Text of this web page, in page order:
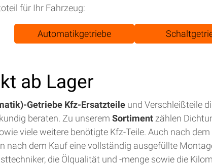
für Ihr Fahrzeug:
Automatikgetriebe
ab Lager
Getriebe Kfz-Ersatzteile und Verschleißteile
beraten. Zu unserem Sortiment zählen
viele weitere benötigte Kfz-Teile. Auch nach
nach dem Kauf eine vollständig ausgefüllte
die Ölqualität und -menge sowie die